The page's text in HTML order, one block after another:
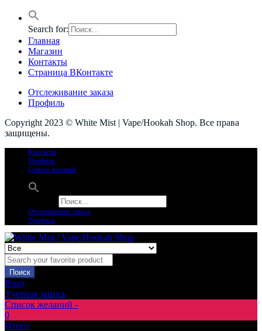
Search for:
Главная
Магазин
Контакты
Страница ВКонтакте
Отслеживание заказа
Профиль
Copyright 2023 © White Mist | Vape/Hookah Shop. Все права
защищены.
Контакты
Профиль
Список желаний
Отслеживание заказа
Профиль
Поиск
Вход
Учетная запись
Список желаний -
0
Итого